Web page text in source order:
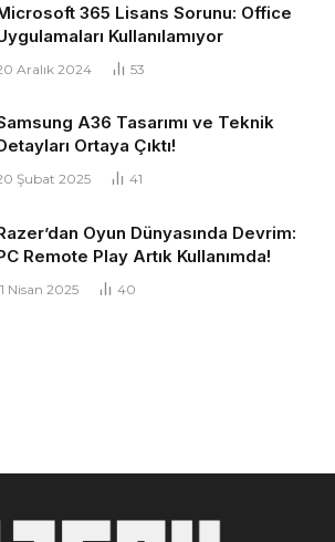
365 Lisans Sorunu: Office
Kullanılamıyor
Aralık 2024 53
A36 Tasarımı ve Teknik
Ortaya Çıktı!
Şubat 2025 41
Oyun Dünyasında Devrim:
Remote Play Artık Kullanımda!
Nisan 2025 40